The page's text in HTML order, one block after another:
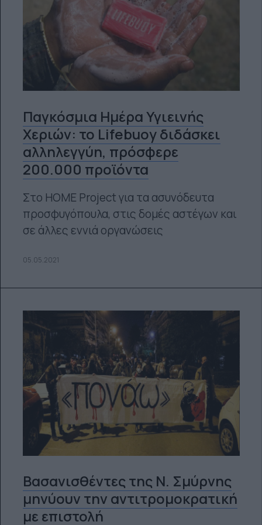
Παγκόσμια Ημέρα Υγιεινής
Χεριών: το Lifebuoy διδάσκει
αλληλεγγύη, πρόσφερε
200.000 προϊόντα
Στο HOME Project για τα ασυνόδευτα
προσφυγόπουλα, στις δομές αστέγων και
σε άλλες εννιά οργανώσεις
05.05.2021
Βασανισθέντες της Ν. Σμύρνης
μηνύουν την αντιτρομοκρατική
με επιστολή